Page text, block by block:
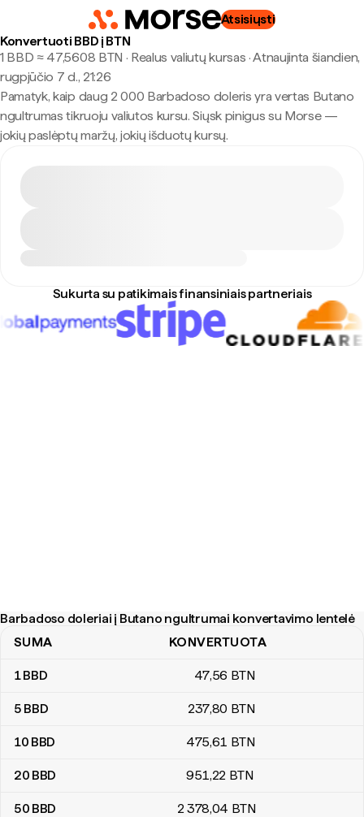
Atsisiųsti
Konvertuoti BBD į BTN
1 BBD ≈ 47,5608 BTN · Realus valiutų kursas ·Atnaujinta šiandien,
rugpjūčio 7 d., 21:26
Pamatyk, kaip daug 2 000 Barbadoso doleris yra vertas Butano
ngultrumas tikruoju valiutos kursu. Siųsk pinigus su Morse —
jokių paslėptų maržų, jokių išduotų kursų.
Sukurta su patikimais finansiniais partneriais
Barbadoso doleriai į Butano ngultrumai konvertavimo lentelė
Barbadoso doleriai į Butano ngultrumai konvertavimo lentelė
SUMA KONVERTUOTA
1BBD 47,56 BTN
5 BBD 237,80 BTN
10 BBD 475,61 BTN
20 BBD 951,22 BTN
50 BBD 2 378,04 BTN